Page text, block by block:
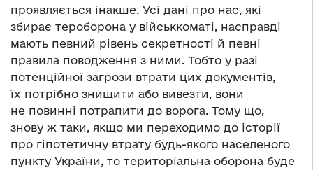
проявляється інакше. Усі дані про нас, які
збирає тероборона у військкоматі, насправді
мають певний рівень секретності й певні
правила поводження з ними. Тобто у разі
потенційної загрози втрати цих документів,
їх потрібно знищити або вивезти, вони
не повинні потрапити до ворога. Тому що,
знову ж таки, якщо ми переходимо до історії
про гіпотетичну втрату будь-якого населеного
пункту України, то територіальна оборона буде